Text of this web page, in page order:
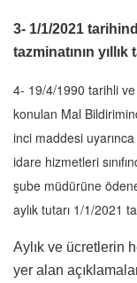
3- 1/1/2021
tazminatının
4- 19/4/1990 tarihli ve
konulan Mal
inci maddesi
idare hizmetleri
şube müdürüne
aylık tutarı 1/1/2021
Aylık ve ücretlerin
yer alan